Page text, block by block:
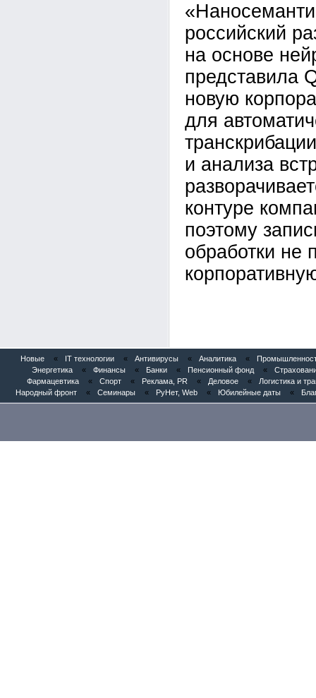
российский
на основе
представила
новую
для
и анализа
контуре
поэтому
обработки не
Новые « IT технологии « Антивирусы « Аналитика «
Энергетика
« Финансы « Банки « Пенсионный фонд «
Фармацевтика
« Спорт « Реклама, PR « Деловое «
Логистика и
Народный фронт
« Семинары « РуНет, Web « Юбилейные даты «